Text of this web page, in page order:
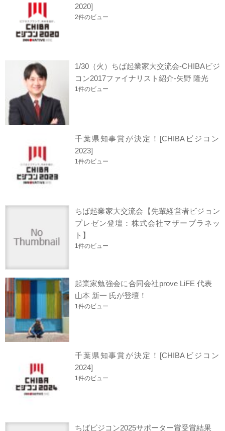
2020]
2件のビュー
1/30（火）ちば起業家大交流会-CHIBAビジ
コン2017ファイナリスト紹介-矢野 隆光
1件のビュー
千葉県知事賞が決定！[CHIBAビジコン
2023]
1件のビュー
ちば起業家大交流会【先輩経営者ビジョン
プレゼン登壇：株式会社マザープラネッ
ト】
1件のビュー
起業家勉強会に合同会社prove LiFE 代表
山本 新一 氏が登壇！
1件のビュー
千葉県知事賞が決定！[CHIBAビジコン
2024]
1件のビュー
ちばビジコン2025サポーター賞受賞結果